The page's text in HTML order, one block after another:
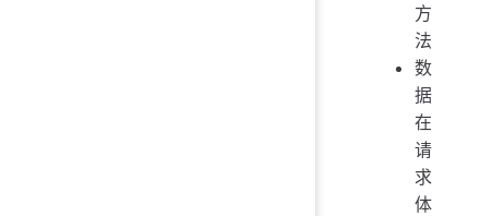
方
法
数
据
在
请
求
体